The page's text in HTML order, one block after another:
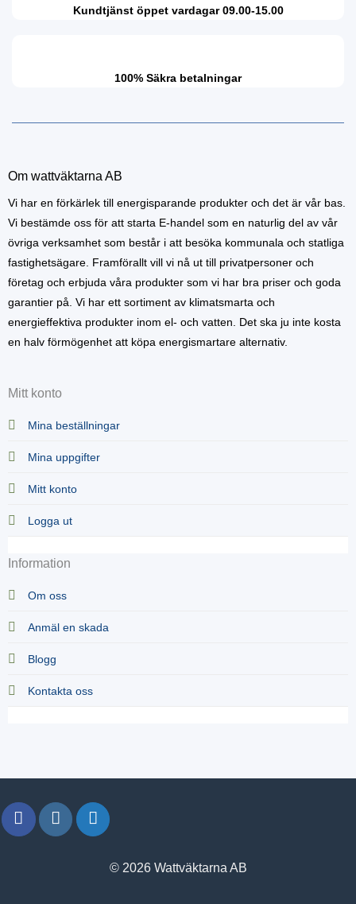
Kundtjänst öppet vardagar 09.00-15.00
100% Säkra betalningar
Om wattväktarna AB
Vi har en förkärlek till energisparande produkter och det är vår bas.
Vi bestämde oss för att starta E-handel som en naturlig del av vår
övriga verksamhet som består i att besöka kommunala och statliga
fastighetsägare. Framförallt vill vi nå ut till privatpersoner och
företag och erbjuda våra produkter som vi har bra priser och goda
garantier på. Vi har ett sortiment av klimatsmarta och
energieffektiva produkter inom el- och vatten. Det ska ju inte kosta
en halv förmögenhet att köpa energismartare alternativ.
Mitt konto
Mina beställningar
Mina uppgifter
Mitt konto
Logga ut
Information
Om oss
Anmäl en skada
Blogg
Kontakta oss
© 2026 Wattväktarna AB